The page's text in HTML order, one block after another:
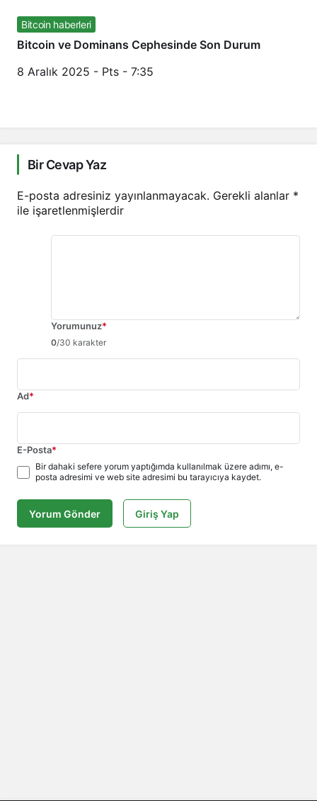
Bitcoin haberleri
Bitcoin ve Dominans Cephesinde Son Durum
8 Aralık 2025 - Pts - 7:35
Bir Cevap Yaz
E-posta adresiniz yayınlanmayacak. Gerekli alanlar *
ile işaretlenmişlerdir
Yorumunuz*
0/30 karakter
Ad*
E-Posta*
Bir dahaki sefere yorum yaptığımda kullanılmak üzere adımı, e-
posta adresimi ve web site adresimi bu tarayıcıya kaydet.
Yorum Gönder Giriş Yap